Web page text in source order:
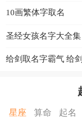
10画繁体字取名
圣经女孩名字大全集
给剑取名字霸气 给
星座 算命 起名